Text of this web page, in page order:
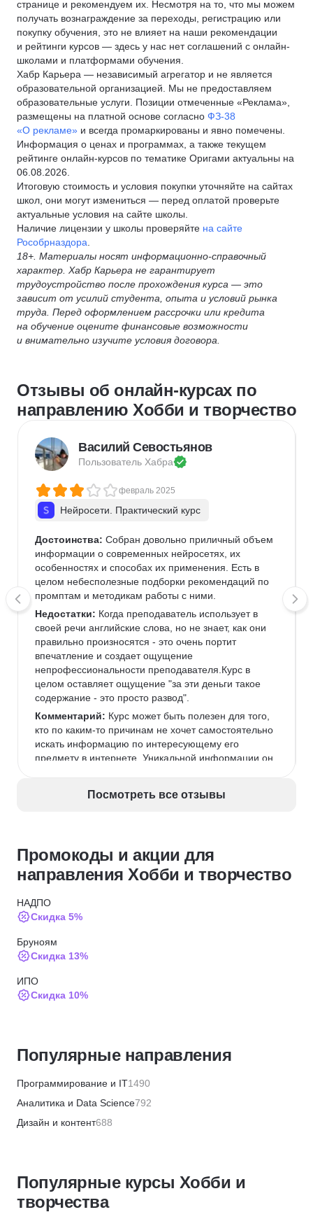
странице и рекомендуем их. Несмотря на то, что мы можем
получать вознаграждение за переходы, регистрацию или
покупку обучения, это не влияет на наши рекомендации
и рейтинги курсов — здесь у нас нет соглашений с онлайн-
школами и платформами обучения.
Хабр Карьера — независимый агрегатор и не является
образовательной организацией. Мы не предоставляем
образовательные услуги. Позиции отмеченные «Реклама»,
размещены на платной основе согласно ФЗ-38
«О рекламе» и всегда промаркированы и явно помечены.
Информация о ценах и программах, а также текущем
рейтинге онлайн-курсов по тематике Оригами актуальны на
06.08.2026.
Итоговую стоимость и условия покупки уточняйте на сайтах
школ, они могут измениться — перед оплатой проверьте
актуальные условия на сайте школы.
Наличие лицензии у школы проверяйте на сайте
Рособрназдора
18+. Материалы носят информационно-справочный
характер. Хабр Карьера не гарантирует
трудоустройство после прохождения курса — это
зависит от усилий студента, опыта и условий рынка
труда. Перед оформлением рассрочки или кредита
на обучение оцените финансовые возможности
и внимательно изучите условия договора.
Отзывы об онлайн-курсах по
направлению Хобби и творчество
Василий Севостьянов
Пользователь Хабра
февраль 2025
Нейросети. Практический курс
Достоинства: Собран довольно приличный объем
информации о современных нейросетях, их
особенностях и способах их применения. Есть в
целом небесполезные подборки рекомендаций по
промптам и методикам работы с ними.
Недостатки: Когда преподаватель использует в
своей речи английские слова, но не знает, как они
правильно произносятся - это очень портит
впечатление и создает ощущение
непрофессиональности преподавателя.Курс в
целом оставляет ощущение "за эти деньги такое
содержание - это просто развод".
Комментарий: Курс может быть полезен для того,
кто по каким-то причинам не хочет самостоятельно
искать информацию по интересующему его
предмету в интернете. Уникальной информации он
через призму восприятия авторов.Таких денег
Посмотреть все отзывы
Промокоды и акции для
направления Хобби и творчество
НАДПО
Скидка 5%
Бруноям
Скидка 13%
ИПО
Скидка 10%
Академия Эдюсон
ЦАППКК
НИПКЭФ
Скидка 6%
Популярные направления
Программирование и IT1490
Аналитика и Data Science792
Дизайн и контент688
Финансы и бухгалтерия655
HR и рекрутинг327
Популярные курсы Хобби и
творчества